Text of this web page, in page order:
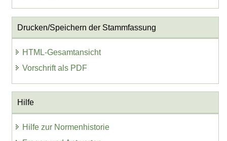
Drucken/Speichern der Stammfassung
HTML-Gesamtansicht
Vorschrift als PDF
Hilfe
Hilfe zur Normenhistorie